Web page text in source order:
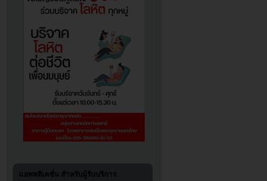
แอพพลิเคชั่น สำหรับผู้รับบริการ